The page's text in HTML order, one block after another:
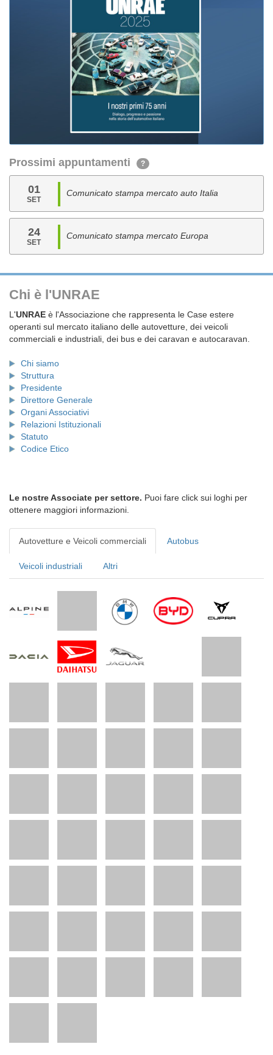
Prossimi appuntamenti ?
01
SET
Comunicato stampa mercato auto Italia
24
SET
Comunicato stampa mercato Europa
Chi è l'UNRAE
L'UNRAE è l'Associazione che rappresenta le Case estere
operanti sul mercato italiano delle autovetture, dei veicoli
commerciali e industriali, dei bus e dei caravan e autocaravan.
Chi siamo
Struttura
Presidente
Direttore Generale
Organi Associativi
Relazioni Istituzionali
Statuto
Codice Etico
Le nostre Associate per settore. Puoi fare click sui loghi per
ottenere maggiori informazioni.
Autovetture e Veicoli commerciali Autobus
Veicoli industriali Altri